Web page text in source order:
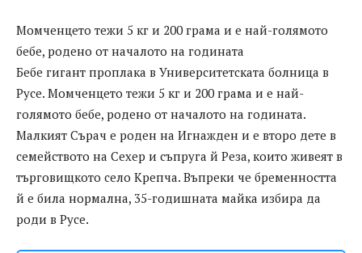
Момченцето тежи 5 кг и 200 грама и е най-голямото
бебе, родено от началото на годината
Бебе гигант проплака в Университетската болница в
Русе. Момченцето тежи 5 кг и 200 грама и е най-
голямото бебе, родено от началото на годината.
Малкият Сърач е роден на Игнажден и е второ дете в
семейството на Сехер и съпруга й Реза, които живеят в
търговищкото село Крепча. Въпреки че бременността
й е била нормална, 35-годишната майка избира да
роди в Русе.